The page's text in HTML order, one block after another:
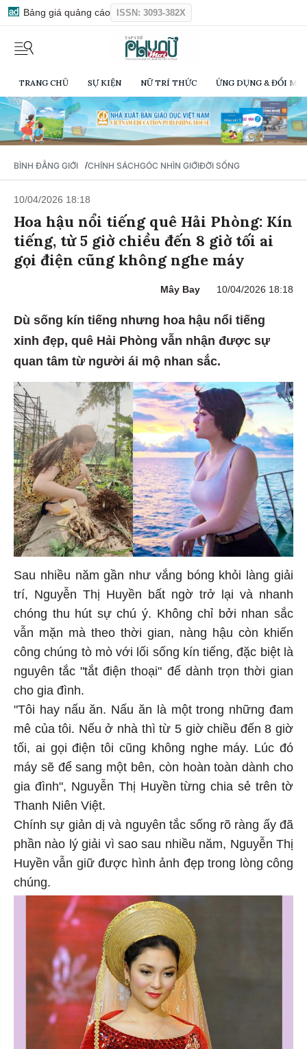
Bảng giá quảng cáo ISSN: 3093-382X
TRANG CHỦ SỰ KIỆN NỮ TRÍ THỨC ỨNG DỤNG & ĐỔI
BÌNH ĐẲNG GIỚI /CHÍNH SÁCHGÓC NHÌN GIỚIĐỜI SỐNG
10/04/2026 18:18
Hoa hậu nổi tiếng quê Hải Phòng: Kín
tiếng, từ 5 giờ chiều đến 8 giờ tối ai
gọi điện cũng không nghe máy
Mây Bay 10/04/2026 18:18
Dù sống kín tiếng nhưng hoa hậu nổi tiếng
xinh đẹp, quê Hải Phòng vẫn nhận được sự
quan tâm từ người ái mộ nhan sắc.
Sau nhiều năm gần như vắng bóng khỏi làng giải
trí, Nguyễn Thị Huyền bất ngờ trở lại và nhanh
chóng thu hút sự chú ý. Không chỉ bởi nhan sắc
vẫn mặn mà theo thời gian, nàng hậu còn khiến
công chúng tò mò với lối sống kín tiếng, đặc biệt là
nguyên tắc "tắt điện thoại" để dành trọn thời gian
cho gia đình.
"Tôi hay nấu ăn. Nấu ăn là một trong những đam
mê của tôi. Nếu ở nhà thì từ 5 giờ chiều đến 8 giờ
tối, ai gọi điện tôi cũng không nghe máy. Lúc đó
máy sẽ để sang một bên, còn hoàn toàn dành cho
gia đình", Nguyễn Thị Huyền từng chia sẻ trên tờ
Thanh Niên Việt.
Chính sự giản dị và nguyên tắc sống rõ ràng ấy đã
phần nào lý giải vì sao sau nhiều năm, Nguyễn Thị
Huyền vẫn giữ được hình ảnh đẹp trong lòng công
chúng.